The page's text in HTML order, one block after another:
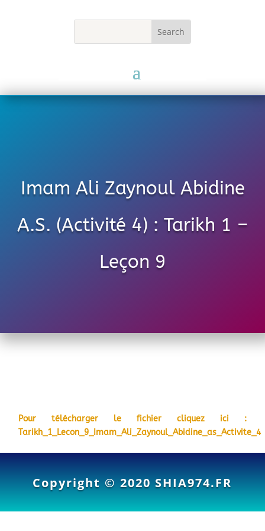
Imam Ali Zaynoul Abidine
A.S. (Activité 4) : Tarikh 1 –
Leçon 9
Pour télécharger le fichier cliquez ici :
Tarikh_1_Lecon_9_Imam_Ali_Zaynoul_Abidine_as_Activite_4
Copyright © 2020SHIA974.FR